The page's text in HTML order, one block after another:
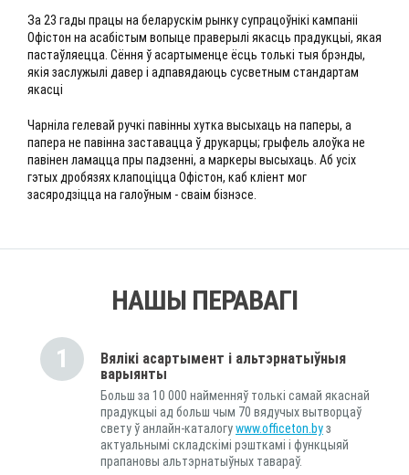
За 23 гады працы на беларускім рынку супрацоўнікі кампаніі
Офістон на асабістым вопыце праверылі якасць прадукцыі, якая
пастаўляецца. Сёння ў асартыменце ёсць толькі тыя брэнды,
якія заслужылі давер і адпавядаюць сусветным стандартам
якасці
Чарніла гелевай ручкі павінны хутка высыхаць на паперы, а
папера не павінна заставацца ў друкарцы; грыфель алоўка не
павінен ламацца пры падзенні, а маркеры высыхаць. Аб усіх
гэтых дробязях клапоціцца Офістон, каб кліент мог
засяродзіцца на галоўным - сваім бізнэсе.
НАШЫ ПЕРАВАГІ
1
Вялікі асартымент і альтэрнатыўныя
варыянты
Больш за 10 000 найменняў толькі самай якаснай
прадукцыі ад больш чым 70 вядучых вытворцаў
свету ў анлайн-каталогуwww.officeton.byз
актуальнымі складскімі рэшткамі і функцыяй
прапановы альтэрнатыўных тавараў.